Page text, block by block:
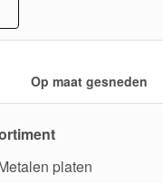
Op maat gesneden
platen